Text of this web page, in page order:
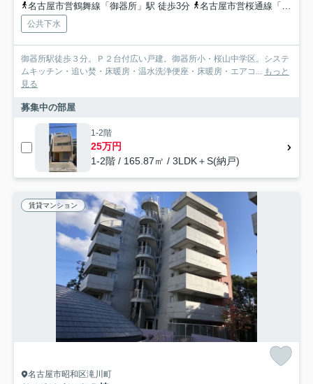
名古屋市営鶴舞線「御器所」駅 徒歩3分
名古屋市営桜通線「御器所」駅 徒歩3分
公共下水
御器所駅徒歩３分。Ｐ２台付広い戸建。御器所小・桜山中学区。システ
ムキッチン・追い焚・床暖房・温水洗浄便座・床暖房・エアコ... もっと
見る
募集中の部屋
1-2階
25万円
1-2階 / 165.87㎡ / 3LDK＋S(納戸)
賃貸マンション
名古屋市昭和区滝川町